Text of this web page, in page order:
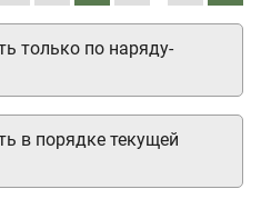
в порядке текущей
только по наряду-